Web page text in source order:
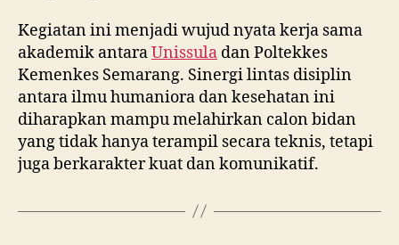
Kegiatan ini menjadi wujud nyata kerja sama
akademik antaraUnissula dan Poltekkes
Kemenkes Semarang. Sinergi lintas disiplin
antara ilmu humaniora dan kesehatan ini
diharapkan mampu melahirkan calon bidan
yang tidak hanya terampil secara teknis, tetapi
juga berkarakter kuat dan komunikatif.